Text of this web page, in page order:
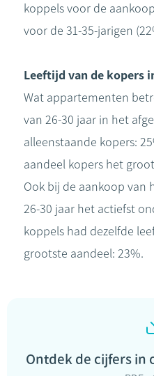
koppels voor de
voor de 31-35-jarigen
Leeftijd van de kopers
Wat appartementen
van 26-30 jaar in het
alleenstaande kopers:
aandeel kopers het
Ook bij de aankoop van
26-30 jaar het actiefst
koppels had dezelfde
grootste aandeel: 23%.
Ontdek de cijfers in